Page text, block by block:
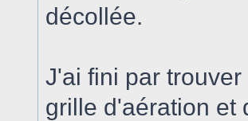
décollée.
J'ai fini par
grille d'aération et